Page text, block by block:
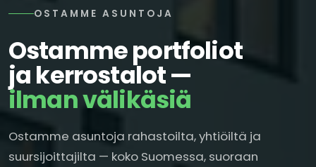
OSTAMME ASUNTOJA
Ostamme portfoliot
ja kerrostalot —
ilman välikäsiä
Ostamme asuntoja rahastoilta, yhtiöiltä ja
suursijoittajilta — koko Suomessa, suoraan